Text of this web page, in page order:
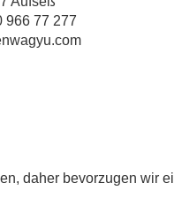
966 77 277
daher bevorzugen wir